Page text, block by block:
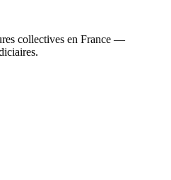
collectives en France —